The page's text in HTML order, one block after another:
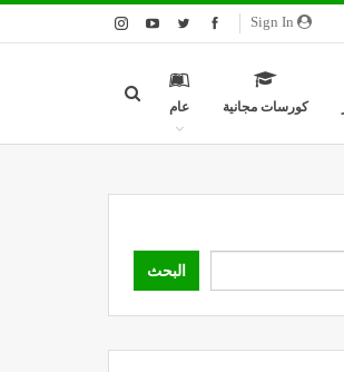
كورسات مجانية عام
البحث